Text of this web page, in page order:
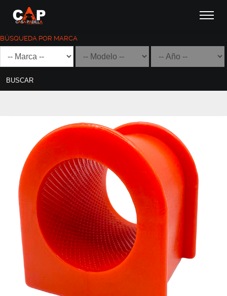
BÚSQUEDA POR MARCA
BUSCAR